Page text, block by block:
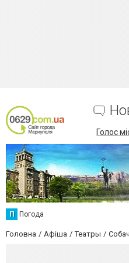
Голос
П Погода
Головна Афіша Театры